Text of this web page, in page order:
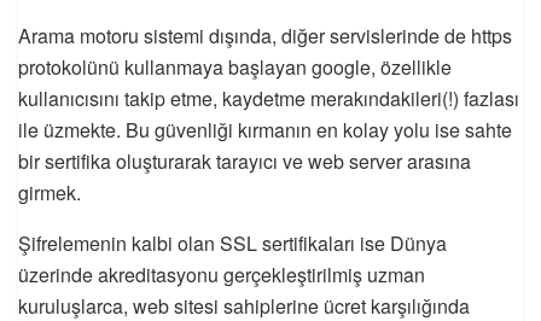
Arama motoru sistemi dışında, diğer servislerinde de https
protokolünü kullanmaya başlayan google, özellikle
kullanıcısını takip etme, kaydetme merakındakileri(!) fazlası
ile üzmekte. Bu güvenliği kırmanın en kolay yolu ise sahte
bir sertifika oluşturarak tarayıcı ve web server arasına
girmek.
Şifrelemenin kalbi olan SSL sertifikaları ise Dünya
üzerinde akreditasyonu gerçekleştirilmiş uzman
kuruluşlarca, web sitesi sahiplerine ücret karşılığında